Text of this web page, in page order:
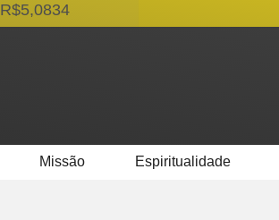
R$5,0834
Missão Espiritualidade